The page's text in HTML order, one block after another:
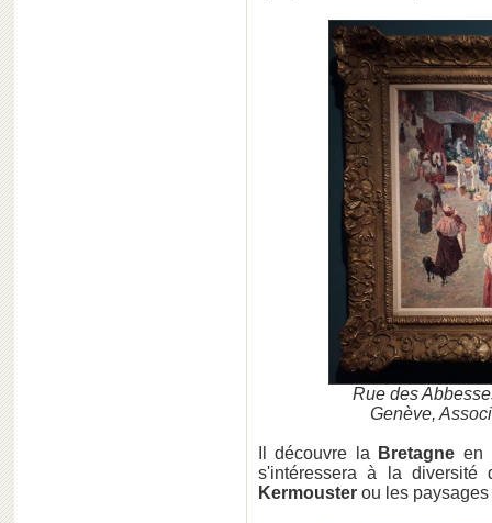
Rue des
Genève,
Il découvre la Bretagne en
s'intéressera à la diversité
Kermouster ou les